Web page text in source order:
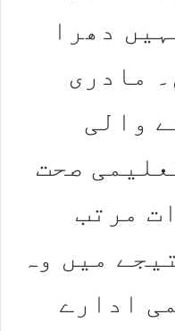
دھرا
مادری
والی
صحت
مرتب
میں وہ
ادارے